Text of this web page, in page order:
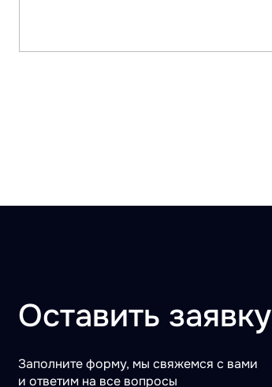
Оставить заявку
Заполните форму, мы свяжемся с вами
и ответим на все вопросы